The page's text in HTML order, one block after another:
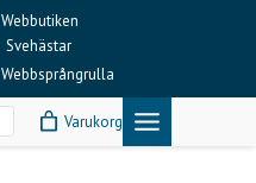
Webbutiken
Svehästar
Webbsprångrulla
Varukorg